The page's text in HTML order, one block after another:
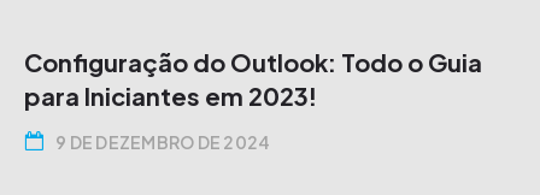
Configuração do Outlook: Todo o Guia
para Iniciantes em 2023!
9 DE DEZEMBRO DE 2024